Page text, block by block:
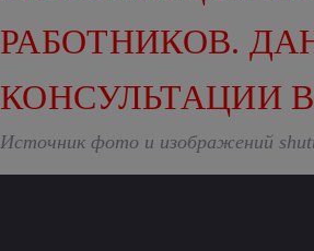
РАБОТНИКОВ.
КОНСУЛЬТАЦИИ
Источник фото и изображений